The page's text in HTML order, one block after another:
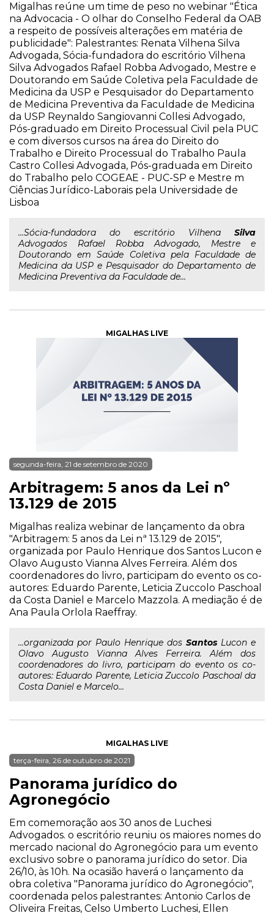
Migalhas reúne um time de peso no webinar "Ética
na Advocacia - O olhar do Conselho Federal da OAB
a respeito de possíveis alterações em matéria de
publicidade": Palestrantes: Renata Vilhena Silva
Advogada, Sócia-fundadora do escritório Vilhena
Silva Advogados Rafael Robba Advogado, Mestre e
Doutorando em Saúde Coletiva pela Faculdade de
Medicina da USP e Pesquisador do Departamento
de Medicina Preventiva da Faculdade de Medicina
da USP Reynaldo Sangiovanni Collesi Advogado,
Pós-graduado em Direito Processual Civil pela PUC
e com diversos cursos na área do Direito do
Trabalho e Direito Processual do Trabalho Paula
Castro Collesi Advogada, Pós-graduada em Direito
do Trabalho pelo COGEAE - PUC-SP e Mestre m
Ciências Jurídico-Laborais pela Universidade de
Lisboa
...Sócia-fundadora do escritório Vilhena Silva
Advogados Rafael Robba Advogado, Mestre e
Doutorando em Saúde Coletiva pela Faculdade de
Medicina da USP e Pesquisador do Departamento de
Medicina Preventiva da Faculdade de...
MIGALHAS LIVE
segunda-feira, 21 de setembro de 2020
Arbitragem: 5 anos da Lei nº
13.129 de 2015
Migalhas realiza webinar de lançamento da obra
"Arbitragem: 5 anos da Lei nª 13.129 de 2015",
organizada por Paulo Henrique dos Santos Lucon e
Olavo Augusto Vianna Alves Ferreira. Além dos
coordenadores do livro, participam do evento os co-
autores: Eduardo Parente, Leticia Zuccolo Paschoal
da Costa Daniel e Marcelo Mazzola. A mediação é de
Ana Paula Orlola Raeffray.
...organizada por Paulo Henrique dos Santos Lucon e
Olavo Augusto Vianna Alves Ferreira. Além dos
coordenadores do livro, participam do evento os co-
autores: Eduardo Parente, Leticia Zuccolo Paschoal da
Costa Daniel e Marcelo...
MIGALHAS LIVE
terça-feira, 26 de outubro de 2021
Panorama jurídico do
Agronegócio
Em comemoração aos 30 anos de Luchesi
Advogados. o escritório reuniu os maiores nomes do
mercado nacional do Agronegócio para um evento
exclusivo sobre o panorama jurídico do setor. Dia
26/10, às 10h. Na ocasião haverá o lançamento da
obra coletiva "Panorama jurídico do Agronegócio",
coordenada pelos palestrantes: Antonio Carlos de
Oliveira Freitas, Celso Umberto Luchesi, Ellen